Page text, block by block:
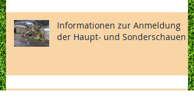
Informationen zur Anmeldung
der Haupt- und Sonderschauen